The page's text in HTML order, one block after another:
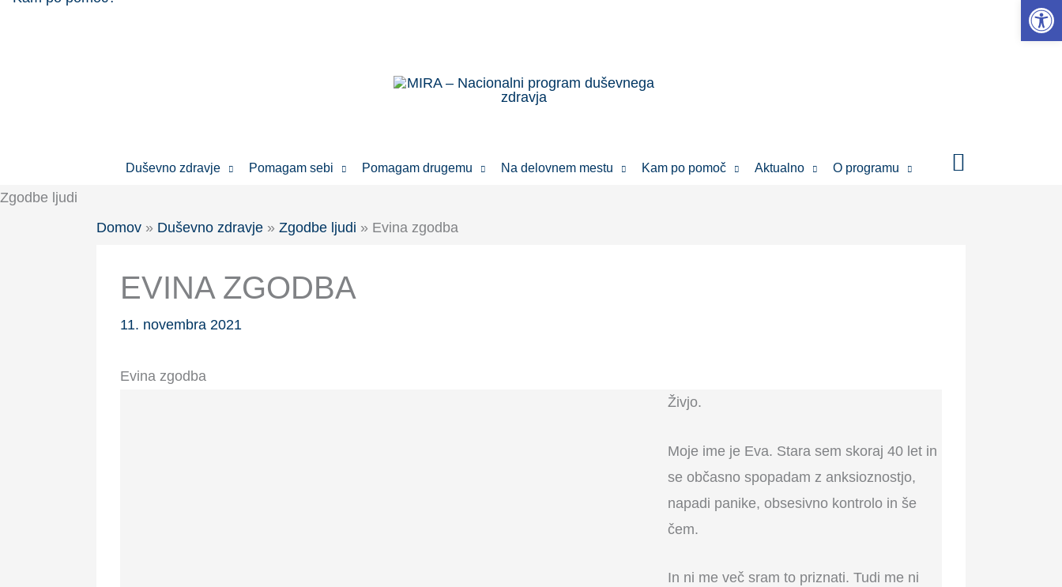
Duševno zdravje Pomagam sebi Pomagam drugemu Na delovnem mestu Kam po pomoč Aktualno O programu
Zgodbe ljudi
Domov » Duševno zdravje » Zgodbe ljudi » Evina zgodba
EVINA ZGODBA
11. novembra 2021
Evina zgodba
Živjo.
Moje ime je Eva. Stara sem skoraj 40 let in
se občasno spopadam z anksioznostjo,
napadi panike, obsesivno kontrolo in še
čem.
In ni me več sram to priznati. Tudi me ni